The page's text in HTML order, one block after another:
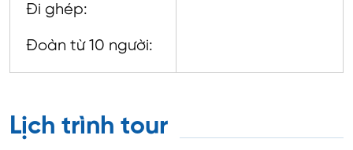
Đi ghép:
Đoàn từ 10 người:
Lịch trình tour